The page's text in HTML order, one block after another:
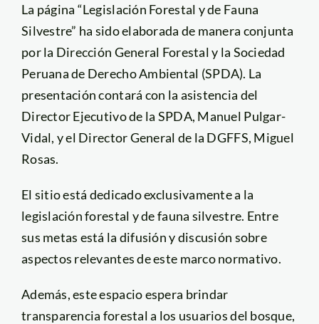
La página “Legislación Forestal y de Fauna
Silvestre” ha sido elaborada de manera conjunta
por la Dirección General Forestal y la Sociedad
Peruana de Derecho Ambiental (SPDA). La
presentación contará con la asistencia del
Director Ejecutivo de la SPDA, Manuel Pulgar-
Vidal, y el Director General de la DGFFS, Miguel
Rosas.
El sitio está dedicado exclusivamente a la
legislación forestal y de fauna silvestre. Entre
sus metas está la difusión y discusión sobre
aspectos relevantes de este marco normativo.
Además, este espacio espera brindar
transparencia forestal a los usuarios del bosque,